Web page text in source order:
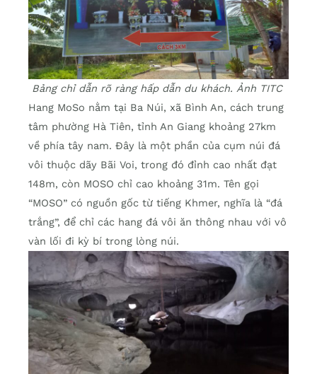
Bảng chỉ dẫn rõ ràng hấp dẫn du khách. Ảnh TITC
Hang MoSo nằm tại Ba Núi, xã Bình An, cách trung
tâm phường Hà Tiên, tỉnh An Giang khoảng 27km
về phía tây nam. Đây là một phần của cụm núi đá
vôi thuộc dãy Bãi Voi, trong đó đỉnh cao nhất đạt
148m, còn MOSO chỉ cao khoảng 31m. Tên gọi
“MOSO” có nguồn gốc từ tiếng Khmer, nghĩa là “đá
trắng”, để chỉ các hang đá vôi ăn thông nhau với vô
vàn lối đi kỳ bí trong lòng núi.